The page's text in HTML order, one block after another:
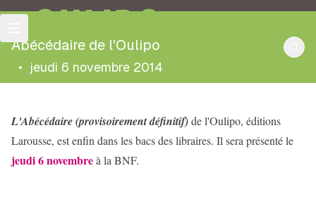
OULIPO
Abécédaire de l'Oulipo
• jeudi 6 novembre 2014
L'Abécédaire (provisoirement définitif)de l'Oulipo, éditions
Larousse, est enfin dans les bacs des libraires. Il sera présenté le
jeudi 6 novembreà la BNF.